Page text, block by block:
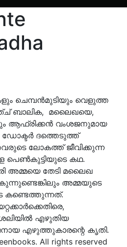
ചെമ്പന്‍മുടിയും വെളുത്ത
ബാലിക, മലൈഖയെ,
ആഫ്രിക്കന്‍ വംശജനുമായ
ദത്തെടുത്ത്
ലോകത്ത് ജീവിക്കുന്ന
കഥ.
അമ്മയെ തേടി മലൈഖ
അമ്മയുടെ
കണ്ടെത്തുന്നത്.
എഴുതിയ
എഴുത്തുകാരന്റെ കൃതി.
All rights reserved